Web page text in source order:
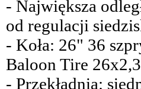
- Największa
od regulacji
- Koła: 26" 36
Baloon Tire
- Przekładnia: